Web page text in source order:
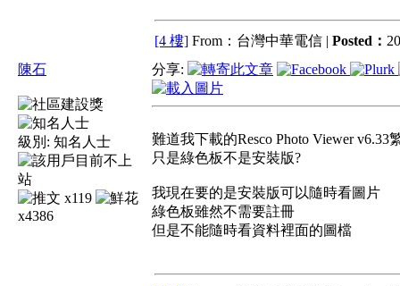
[4 樓] From：台灣中華電信 | Posted：
陳石
級別: 知名人士
x119
x4386
分享:
難道我下載的Resco Photo Viewer v6.33
只是綠色板不是安裝版?
我現在要的是安裝版可以隨時看圖片
綠色板雖然不需要註冊
但是不能隨時看資料裡面的圖檔